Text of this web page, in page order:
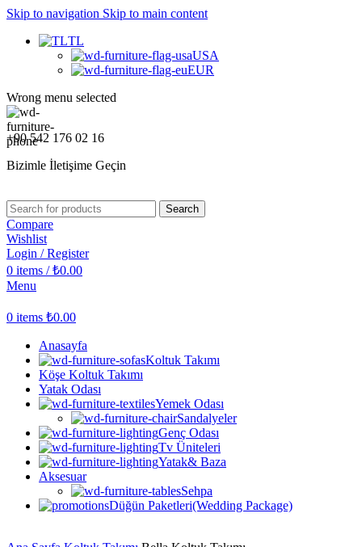
Skip to navigation Skip to main content
TL
USA
EUR
Wrong menu selected
+90 542 176 02 16
Bizimle İletişime Geçin
Search
Compare
Wishlist
Login / Register
0 items / ₺0.00
Menu
0 items ₺0.00
Anasayfa
Koltuk Takımı
Köşe Koltuk Takımı
Yatak Odası
Yemek Odası
Sandalyeler
Genç Odası
Tv Üniteleri
Yatak& Baza
Aksesuar
Sehpa
Düğün Paketleri(Wedding Package)